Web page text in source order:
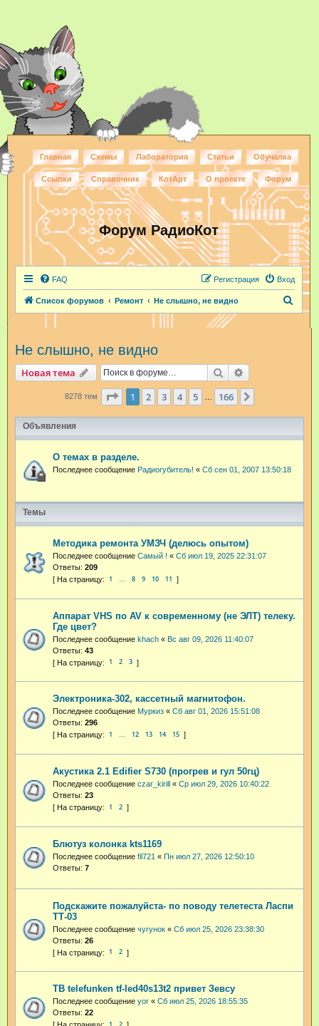
Главная Схемы Лаборатория Статьи Обучалка
Ссылки Справочник КотАрт О проекте Форум
Форум РадиоКот
FAQ Вход
Регистрация
Список форумов Ремонт Не слышно, не видно
Не слышно, не видно
Новая тема Поиск
8278 тем Страница из 166
1 2 3 4 5 166
Объявления
О темах в разделе.
Последнее сообщение Радиогубитель! « Сб сен 01, 2007 13:50:18
Темы
Методика ремонта УМЗЧ (делюсь опытом)
Последнее сообщение Самый ! « Сб июл 19, 2025 22:31:07
Ответы: 209
1 … 8 9 10 11
Аппарат VHS по AV к современному (не ЭЛТ) телеку.
Где цвет?
Последнее сообщение khach « Вс авг 09, 2026 11:40:07
Ответы: 43
1 2 3
Электроника-302, кассетный магнитофон.
Последнее сообщение Муркиз « Сб авг 01, 2026 15:51:08
Ответы: 296
1 … 12 13 14 15
Акустика 2.1 Edifier S730 (прогрев и гул 50гц)
Последнее сообщение czar_kirill « Ср июл 29, 2026 10:40:22
Ответы: 23
1 2
Блютуз колонка kts1169
Последнее сообщение fil721 « Пн июл 27, 2026 12:50:10
Ответы: 7
Подскажите пожалуйста- по поводу телетеста Ласпи
ТТ-03
Последнее сообщение чугунок « Сб июл 25, 2026 23:38:30
Ответы: 26
1 2
ТВ telefunken tf-led40s13t2 привет Зевсу
Последнее сообщение yor « Сб июл 25, 2026 18:55:35
Ответы: 22
1 2